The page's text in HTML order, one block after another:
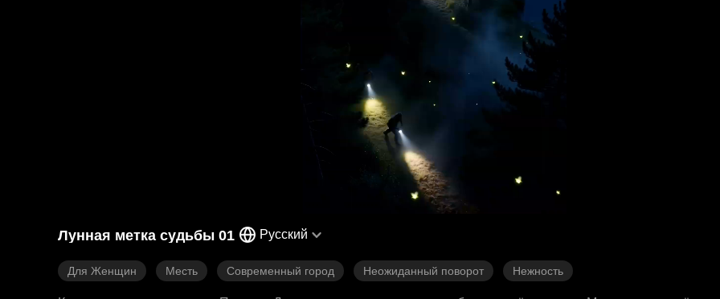
Лунная метка судьбы 01 Русский
Для Женщин Месть Современный город Неожиданный поворот Нежность